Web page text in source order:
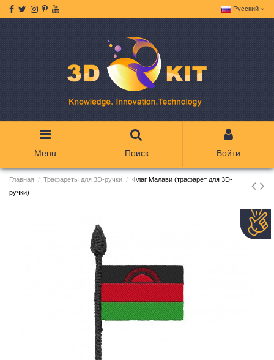
Русский
Menu Поиск Войти
Главная Трафареты для 3D-ручки
Флаг Малави (трафарет для 3D-
ручки)